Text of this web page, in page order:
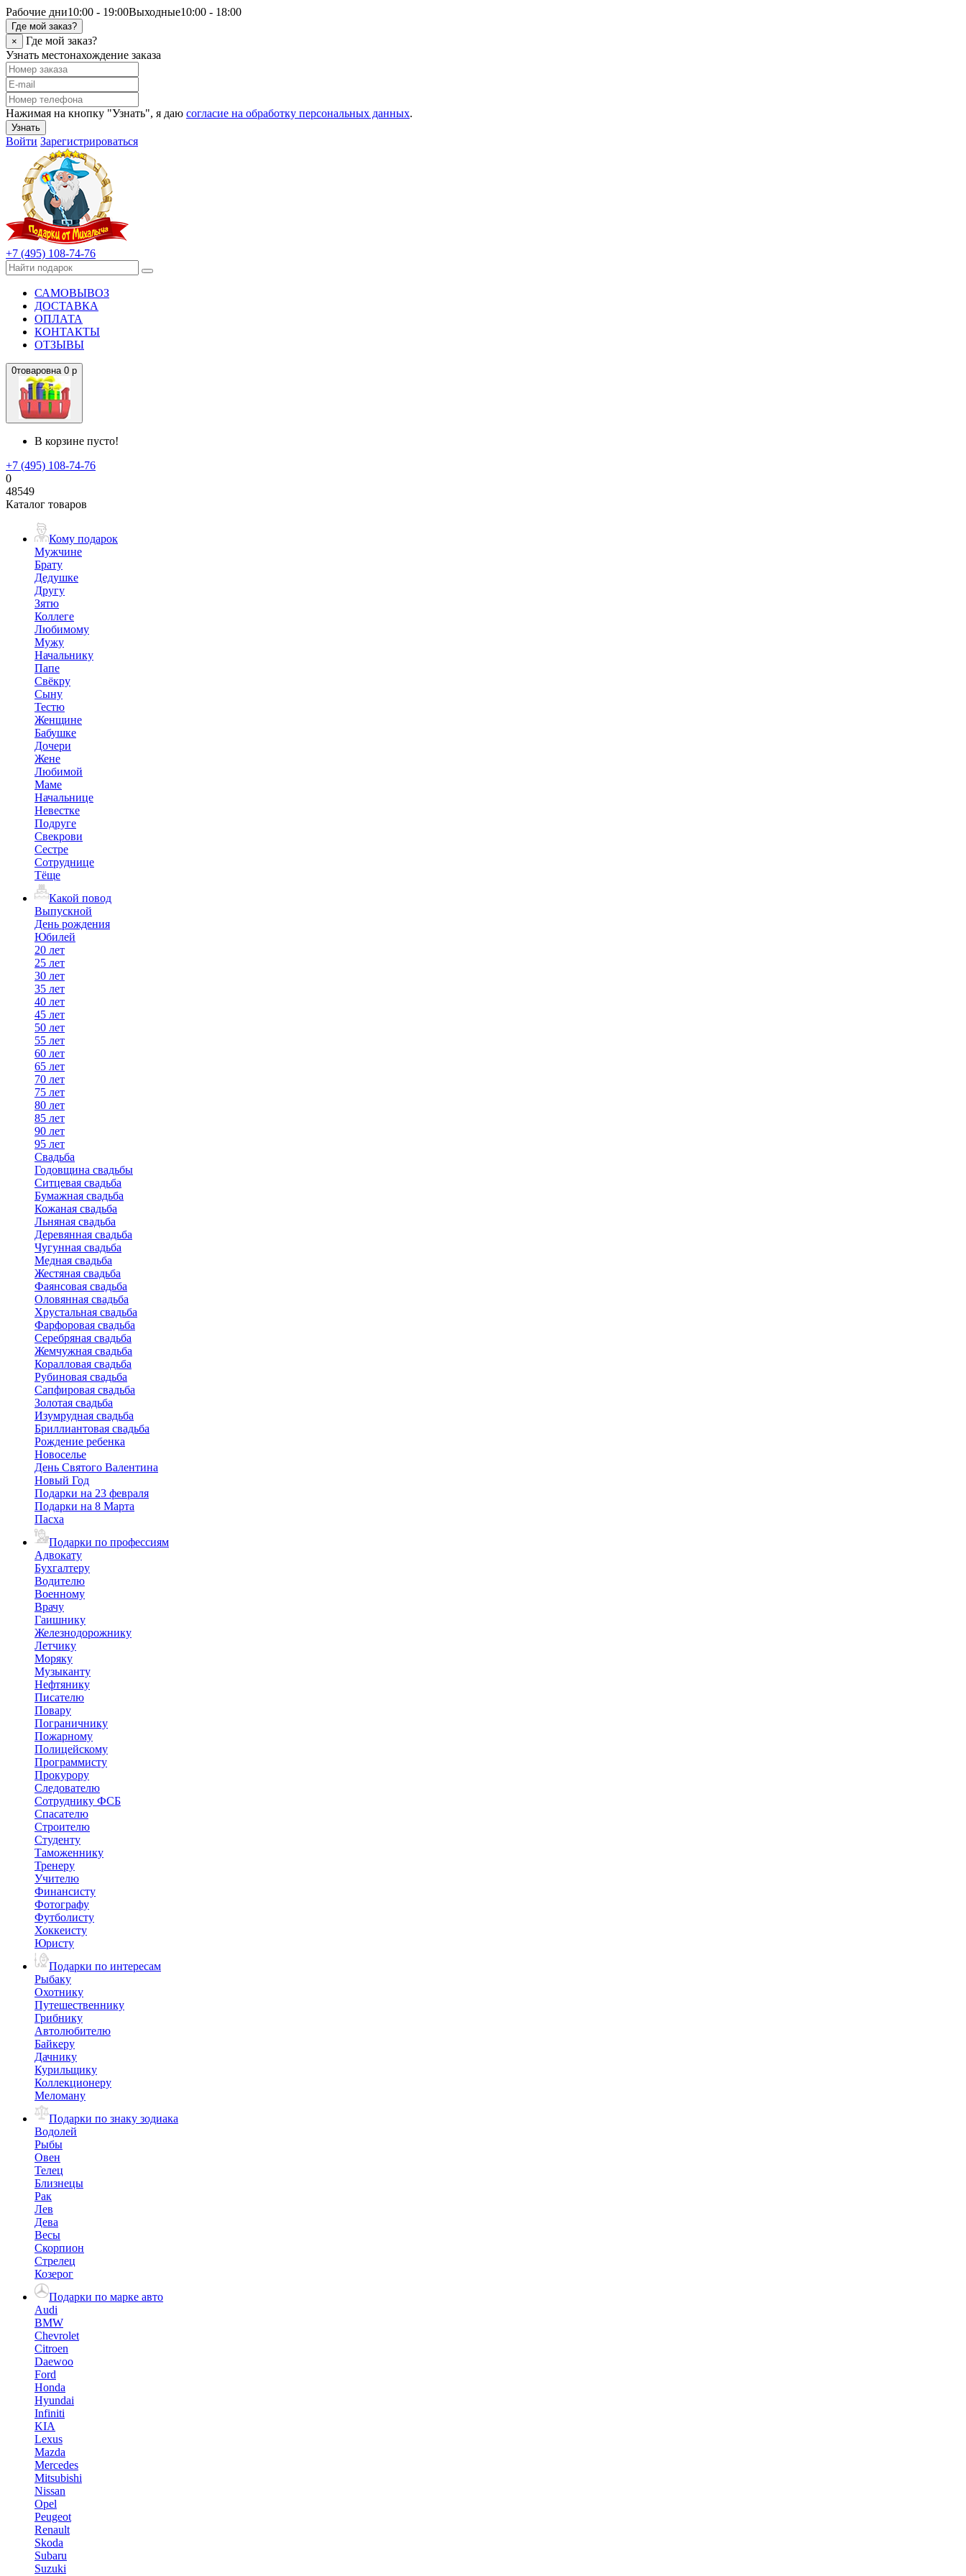
Рабочие дни10:00 - 19:00Выходные10:00 - 18:00
Где мой заказ?
×
Где мой заказ?
Узнать местонахождение заказа
Нажимая на кнопку "Узнать", я даю согласие на обработку персональных данных.
Узнать
Войти Зарегистрироваться
+7 (495) 108-74-76
САМОВЫВОЗ
ДОСТАВКА
ОПЛАТА
КОНТАКТЫ
ОТЗЫВЫ
0товаровна 0 р
В корзине пусто!
+7 (495) 108-74-76
0
48549
Каталог товаров
Кому подарок
Мужчине
Брату
Дедушке
Другу
Зятю
Коллеге
Любимому
Мужу
Начальнику
Папе
Свёкру
Сыну
Тестю
Женщине
Бабушке
Дочери
Жене
Любимой
Маме
Начальнице
Невестке
Подруге
Свекрови
Сестре
Сотруднице
Тёще
Какой повод
Выпускной
День рождения
Юбилей
20 лет
25 лет
30 лет
35 лет
40 лет
45 лет
50 лет
55 лет
60 лет
65 лет
70 лет
75 лет
80 лет
85 лет
90 лет
95 лет
Свадьба
Годовщина свадьбы
Ситцевая свадьба
Бумажная свадьба
Кожаная свадьба
Льняная свадьба
Деревянная свадьба
Чугунная свадьба
Медная свадьба
Жестяная свадьба
Фаянсовая свадьба
Оловянная свадьба
Хрустальная свадьба
Фарфоровая свадьба
Серебряная свадьба
Жемчужная свадьба
Коралловая свадьба
Рубиновая свадьба
Сапфировая свадьба
Золотая свадьба
Изумрудная свадьба
Бриллиантовая свадьба
Рождение ребенка
Новоселье
День Святого Валентина
Новый Год
Подарки на 23 февраля
Подарки на 8 Марта
Пасха
Подарки по профессиям
Адвокату
Бухгалтеру
Водителю
Военному
Врачу
Гаишнику
Железнодорожнику
Летчику
Моряку
Музыканту
Нефтянику
Писателю
Повару
Пограничнику
Пожарному
Полицейскому
Программисту
Прокурору
Следователю
Сотруднику ФСБ
Спасателю
Строителю
Студенту
Таможеннику
Тренеру
Учителю
Финансисту
Фотографу
Футболисту
Хоккеисту
Юристу
Подарки по интересам
Рыбаку
Охотнику
Путешественнику
Грибнику
Автолюбителю
Байкеру
Дачнику
Курильщику
Коллекционеру
Меломану
Подарки по знаку зодиака
Водолей
Рыбы
Овен
Телец
Близнецы
Рак
Лев
Дева
Весы
Скорпион
Стрелец
Козерог
Подарки по марке авто
Audi
BMW
Chevrolet
Citroen
Daewoo
Ford
Honda
Hyundai
Infiniti
KIA
Lexus
Mazda
Mercedes
Mitsubishi
Nissan
Opel
Peugeot
Renault
Skoda
Subaru
Suzuki